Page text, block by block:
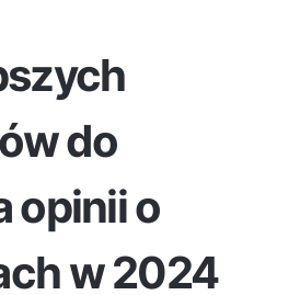
do
opinii o
w 2024